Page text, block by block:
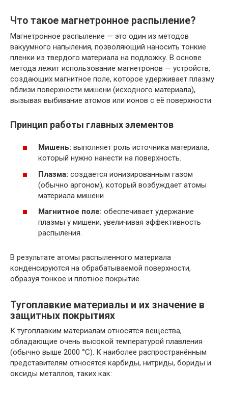
Что такое магнетронное распыление?
Магнетронное распыление — это один из методов
вакуумного напыления, позволяющий наносить тонкие
пленки из твердого материала на подложку. В основе
метода лежит использование магнетронов — устройств,
создающих магнитное поле, которое удерживает плазму
вблизи поверхности мишени (исходного материала),
вызывая выбивание атомов или ионов с её поверхности.
Принцип работы главных элементов
Мишень: выполняет роль источника материала,
который нужно нанести на поверхность.
Плазма: создается ионизированным газом
(обычно аргоном), который возбуждает атомы
материала мишени.
Магнитное поле: обеспечивает удержание
плазмы у мишени, увеличивая эффективность
распыления.
В результате атомы распыленного материала
конденсируются на обрабатываемой поверхности,
образуя тонкое и плотное покрытие.
Тугоплавкие материалы и их значение в
защитных покрытиях
К тугоплавким материалам относятся вещества,
обладающие очень высокой температурой плавления
(обычно выше 2000 °C). К наиболее распространённым
представителям относятся карбиды, нитриды, бориды и
оксиды металлов, таких как: